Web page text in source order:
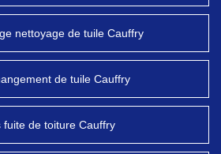
nettoyage de tuile Cauffry
de tuile Cauffry
fuite de toiture Cauffry